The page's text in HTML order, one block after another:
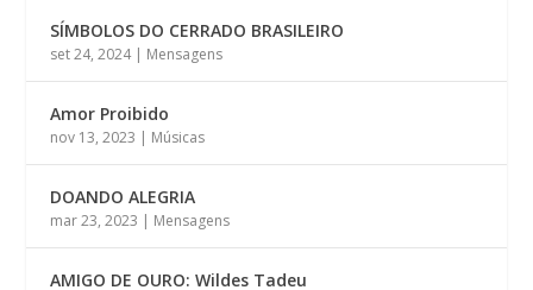
SÍMBOLOS DO CERRADO BRASILEIRO
set 24, 2024| Mensagens
Amor Proibido
nov 13, 2023 | Músicas
DOANDO ALEGRIA
mar 23, 2023 | Mensagens
AMIGO DE OURO: Wildes Tadeu